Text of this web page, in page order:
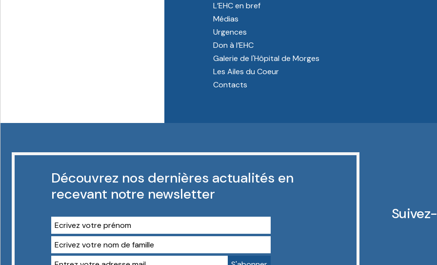
L’EHC en bref
Médias
Urgences
Don à l’EHC
Galerie de l'Hôpital de Morges
Les Ailes du Coeur
Contacts
Découvrez nos dernières actualités en
recevant notre newsletter